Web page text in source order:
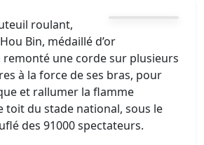
roulant,
Bin, médaillé d’or
remonté une corde sur plusieurs
à la force de ses bras, pour
et rallumer la flamme
toit du stade national, sous le
des 91000 spectateurs.